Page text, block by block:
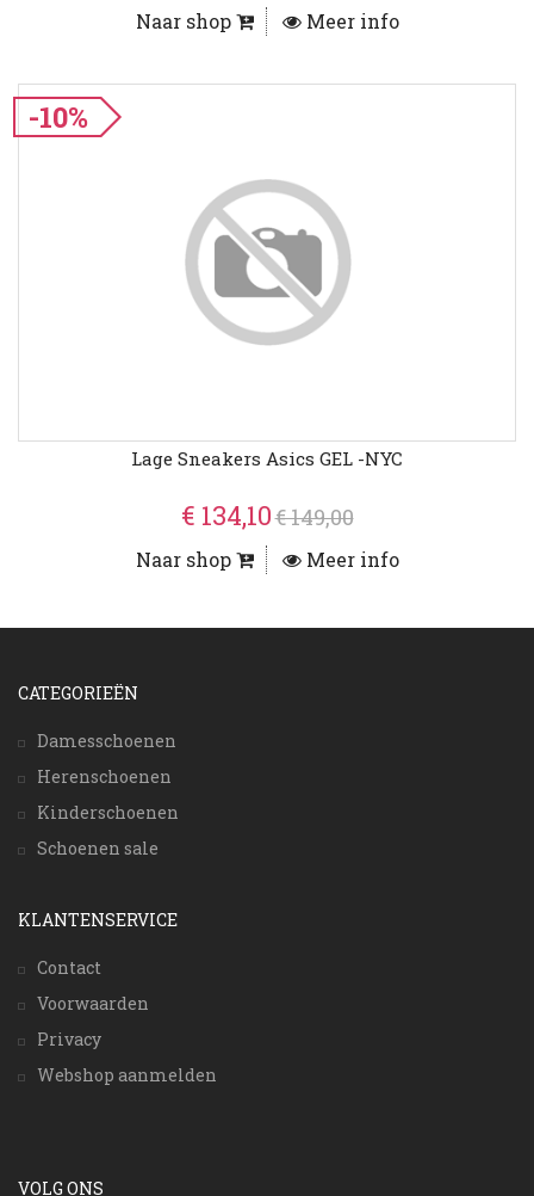
Naar shop Meer info
-10%
Lage Sneakers Asics GEL -NYC
€ 134,10€ 149,00
Naar shop Meer info
CATEGORIEËN
Damesschoenen
Herenschoenen
Kinderschoenen
Schoenen sale
KLANTENSERVICE
Contact
Voorwaarden
Privacy
Webshop aanmelden
VOLG ONS